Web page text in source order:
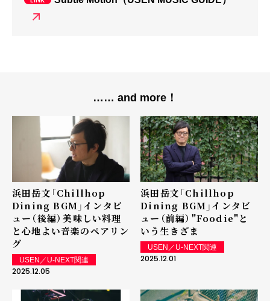
…… and more！
浜田岳文「Chillhop
Dining BGM」インタビ
ュー（後編）――美味しい料理
と心地よい音楽のペアリン
グ
USEN／U-NEXT関連
2025.12.05
浜田岳文「Chillhop
Dining BGM」インタビ
ュー（前編）――"Foodie"と
いう生きざま
USEN／U-NEXT関連
2025.12.01